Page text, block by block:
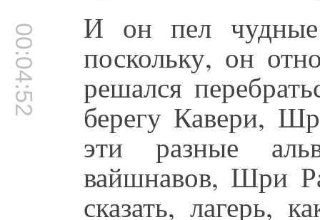
00:04:52 И он пел чудные
поскольку, он
решался
берегу Кавери,
эти разные
вайшнавов, Шри
сказать, лагерь,